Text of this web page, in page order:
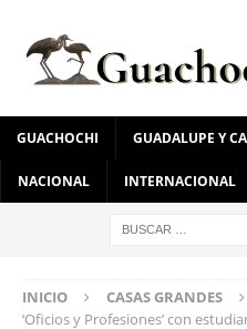
GUACHOCHI GUADALUPE Y
NACIONAL INTERNACIONAL
INICIO CASAS GRANDES
‘Oficios y Profesiones’ con